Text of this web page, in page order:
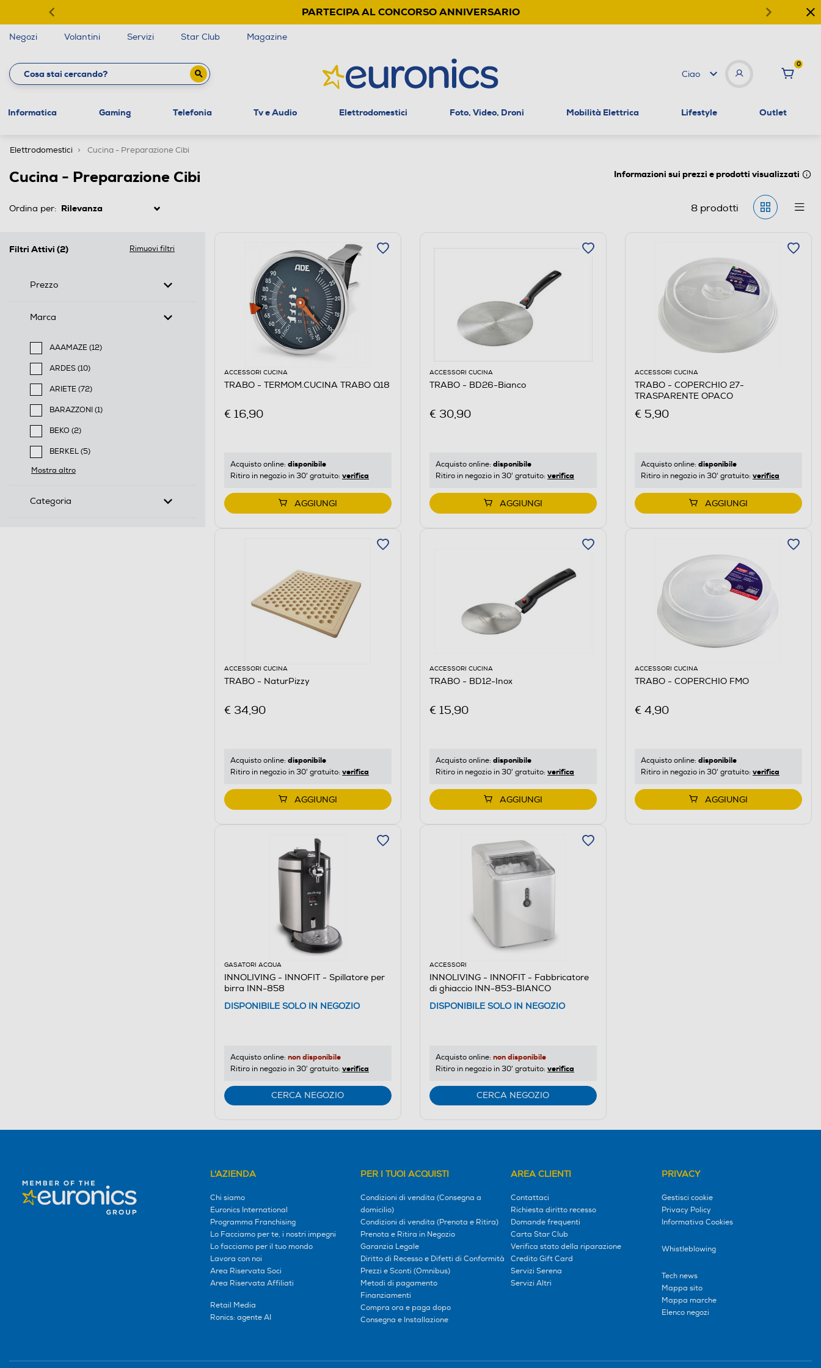
PARTECIPA AL CONCORSO ANNIVERSARIO
Negozi Volantini Servizi Star Club Magazine
Ciao
0
Informatica Gaming Telefonia Tv e Audio Elettrodomestici Foto, Video, Droni Mobilità Elettrica Lifestyle Outlet
Elettrodomestici Cucina - Preparazione Cibi
Cucina - Preparazione Cibi Informazioni sui prezzi e prodotti visualizzati
Ordina per: 8prodotti
Filtri Attivi (2) Rimuovi filtri
Prezzo
Marca
AAAMAZE (12)
Filtra per Marca: AAAMAZE
ARDES (10)
Filtra per Marca: ARDES
ARIETE (72)
Filtra per Marca: ARIETE
BARAZZONI (1)
Filtra per Marca: BARAZZONI
BEKO (2)
Filtra per Marca: BEKO
BERKEL (5)
Filtra per Marca: BERKEL
Mostra altro
Categoria
ACCESSORI CUCINA
TRABO - TERMOM.CUCINA TRABO Q18
€ 16,90
Acquisto online: disponibile
Ritiro in negozio in 30' gratuito: verifica
AGGIUNGI
ACCESSORI CUCINA
TRABO - BD26-Bianco
€ 30,90
Acquisto online: disponibile
Ritiro in negozio in 30' gratuito: verifica
AGGIUNGI
ACCESSORI CUCINA
TRABO - COPERCHIO 27-
TRASPARENTE OPACO
€ 5,90
Acquisto online: disponibile
Ritiro in negozio in 30' gratuito: verifica
AGGIUNGI
ACCESSORI CUCINA
TRABO - NaturPizzy
€ 34,90
Acquisto online: disponibile
Ritiro in negozio in 30' gratuito: verifica
AGGIUNGI
ACCESSORI CUCINA
TRABO - BD12-Inox
€ 15,90
Acquisto online: disponibile
Ritiro in negozio in 30' gratuito: verifica
AGGIUNGI
ACCESSORI CUCINA
TRABO - COPERCHIO FMO
€ 4,90
Acquisto online: disponibile
Ritiro in negozio in 30' gratuito: verifica
AGGIUNGI
GASATORI ACQUA
INNOLIVING - INNOFIT - Spillatore per
birra INN-858
DISPONIBILE SOLO IN NEGOZIO
Acquisto online: non disponibile
Ritiro in negozio in 30' gratuito: verifica
CERCA NEGOZIO
ACCESSORI
INNOLIVING - INNOFIT - Fabbricatore
di ghiaccio INN-853-BIANCO
DISPONIBILE SOLO IN NEGOZIO
Acquisto online: non disponibile
Ritiro in negozio in 30' gratuito: verifica
CERCA NEGOZIO
L'AZIENDA
Chi siamo
Euronics International
Programma Franchising
Lo Facciamo per te, i nostri impegni
Lo facciamo per il tuo mondo
Lavora con noi
Area Riservata Soci
Area Riservata Affiliati
Retail Media
Ronics: agente AI
PER I TUOI ACQUISTI
Condizioni di vendita (Consegna a
domicilio)
Condizioni di vendita (Prenota e Ritira)
Prenota e Ritira in Negozio
Garanzia Legale
Diritto di Recesso e Difetti di Conformità
Prezzi e Sconti (Omnibus)
Metodi di pagamento
Finanziamenti
Compra ora e paga dopo
Consegna e Installazione
AREA CLIENTI
Contattaci
Richiesta diritto recesso
Domande frequenti
Carta Star Club
Verifica stato della riparazione
Credito Gift Card
Servizi Serena
Servizi Altri
PRIVACY
Gestisci cookie
Privacy Policy
Informativa Cookies
Whistleblowing
Tech news
Mappa sito
Mappa marche
Elenco negozi